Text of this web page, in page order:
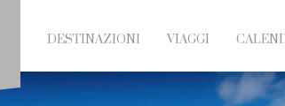
DESTINAZIONI VIAGGI